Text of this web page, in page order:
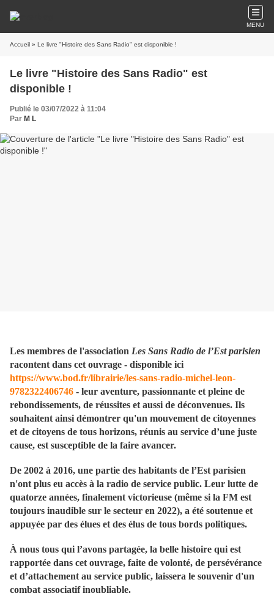
MENU
Accueil » Le livre "Histoire des Sans Radio" est disponible !
Le livre "Histoire des Sans Radio" est
disponible !
Publié le 03/07/2022 à 11:04
Par M L
Les membres de l'association Les Sans Radio de l’Est parisien
racontent dans cet ouvrage - disponible ici
https://www.bod.fr/librairie/les-sans-radio-michel-leon-
9782322406746 - leur aventure, passionnante et pleine de
rebondissements, de réussites et aussi de déconvenues. Ils
souhaitent ainsi démontrer qu'un mouvement de citoyennes
et de citoyens de tous horizons, réunis au service d’une juste
cause, est susceptible de la faire avancer.
De 2002 à 2016, une partie des habitants de l’Est parisien
n'ont plus eu accès à la radio de service public. Leur lutte de
quatorze années, finalement victorieuse (même si la FM est
toujours inaudible sur le secteur en 2022), a été soutenue et
appuyée par des élues et des élus de tous bords politiques.
À nous tous qui l’avons partagée, la belle histoire qui est
rapportée dans cet ouvrage, faite de volonté, de persévérance
et d’attachement au service public, laissera le souvenir d'un
combat associatif inoubliable.